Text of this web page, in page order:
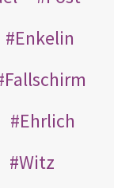
Enkelin
Fallschirm
Ehrlich
Witz